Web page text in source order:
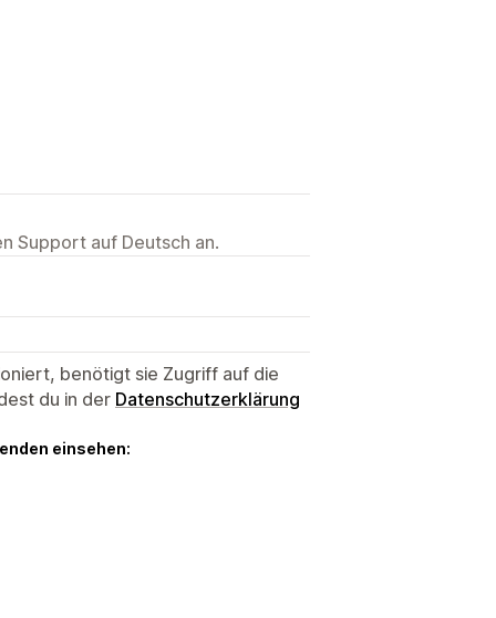
Support auf Deutsch an.
benötigt sie Zugriff auf die
du in der Datenschutzerklärung
einsehen: